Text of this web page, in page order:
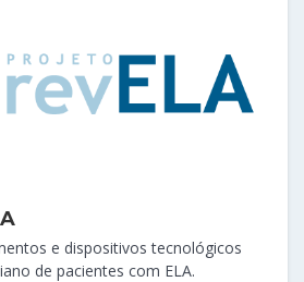
e dispositivos tecnológicos
de pacientes com ELA.